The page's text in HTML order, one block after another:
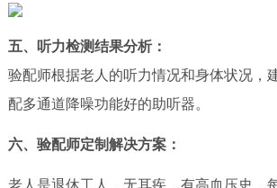
五、听力检测结果分析：
验配师根据老人的听力情况和身体状况，
配多通道降噪功能好的助听器。
六、验配师定制解决方案：